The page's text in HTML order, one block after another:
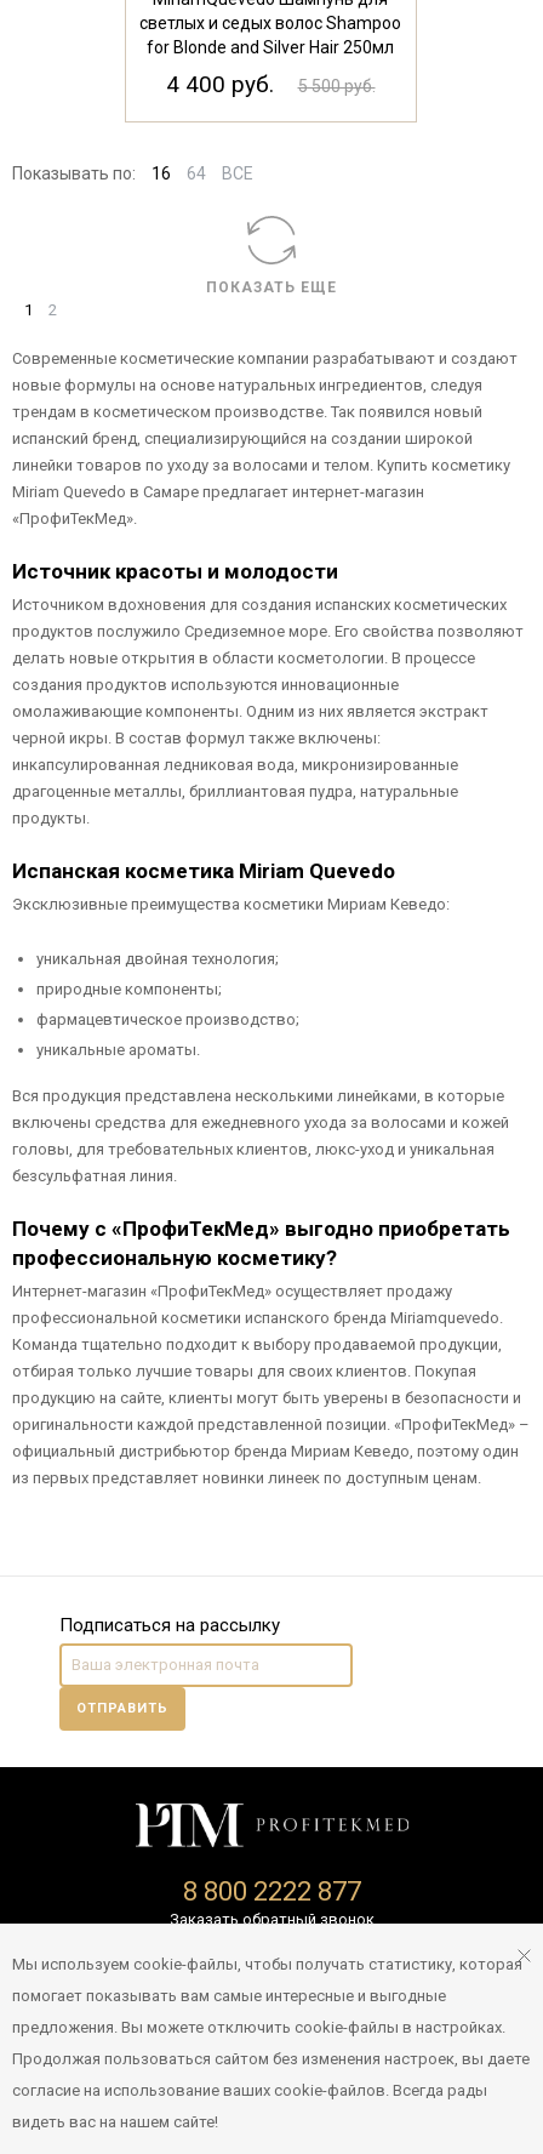
светлых и седых волос Shampoo
for Blonde and Silver Hair 250мл
4 400 руб. 5 500 руб.
Показывать по: 16 64 ВСЕ
ПОКАЗАТЬ ЕЩЕ
1 2
Современные косметические компании разрабатывают и создают
новые формулы на основе натуральных ингредиентов, следуя
трендам в косметическом производстве. Так появился новый
испанский бренд, специализирующийся на создании широкой
линейки товаров по уходу за волосами и телом. Купить косметику
Miriam Quevedo в Самаре предлагает интернет-магазин
«ПрофиТекМед».
Источник красоты и молодости
Источником вдохновения для создания испанских косметических
продуктов послужило Средиземное море. Его свойства позволяют
делать новые открытия в области косметологии. В процессе
создания продуктов используются инновационные
омолаживающие компоненты. Одним из них является экстракт
черной икры. В состав формул также включены:
инкапсулированная ледниковая вода, микронизированные
драгоценные металлы, бриллиантовая пудра, натуральные
продукты.
Испанская косметика Miriam Quevedo
Эксклюзивные преимущества косметики Мириам Кеведо:
уникальная двойная технология;
природные компоненты;
фармацевтическое производство;
уникальные ароматы.
Вся продукция представлена несколькими линейками, в которые
включены средства для ежедневного ухода за волосами и кожей
головы, для требовательных клиентов, люкс-уход и уникальная
безсульфатная линия.
Почему с «ПрофиТекМед» выгодно приобретать
профессиональную косметику?
Интернет-магазин «ПрофиТекМед» осуществляет продажу
профессиональной косметики испанского бренда Miriamquevedo.
Команда тщательно подходит к выбору продаваемой продукции,
отбирая только лучшие товары для своих клиентов. Покупая
продукцию на сайте, клиенты могут быть уверены в безопасности и
оригинальности каждой представленной позиции. «ПрофиТекМед» –
официальный дистрибьютор бренда Мириам Кеведо, поэтому один
из первых представляет новинки линеек по доступным ценам.
Подписаться на рассылку
ОТПРАВИТЬ
8 800 2222 877
Заказать обратный звонок
info@profitekshop.ru
© 2007-2026 Все права защищены
Мы используем cookie-файлы, чтобы получать статистику, которая
помогает показывать вам самые интересные и выгодные
предложения. Вы можете отключить cookie-файлы в настройках.
Продолжая пользоваться сайтом без изменения настроек, вы даете
согласие на использование ваших cookie-файлов. Всегда рады
видеть вас на нашем сайте!